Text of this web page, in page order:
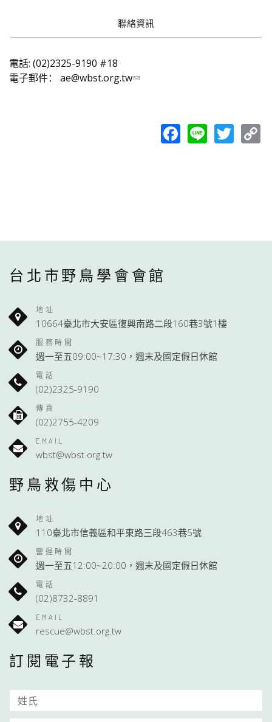
聯絡資訊
電話: (02)2325-9190 #18
電子郵件： ae@wbst.org.tw
Facebook
Line
台北市野鳥學會會館
地址
10664臺北市大安區復興南路二段160巷3號1樓
服務時間
週一至五09:00~17:30，週末及國定假日休館
電話
(02)2325-9190
傳真
(02)2755-4209
EMAIL
wbst@wbst.org.tw
野鳥救傷中心
地址
110臺北市信義區和平東路三段463巷5號
營運時間
週一至五12:00~20:00，週末及國定假日休館
電話
(02)8732-8891
EMAIL
rescue@wbst.org.tw
訂閱電子報